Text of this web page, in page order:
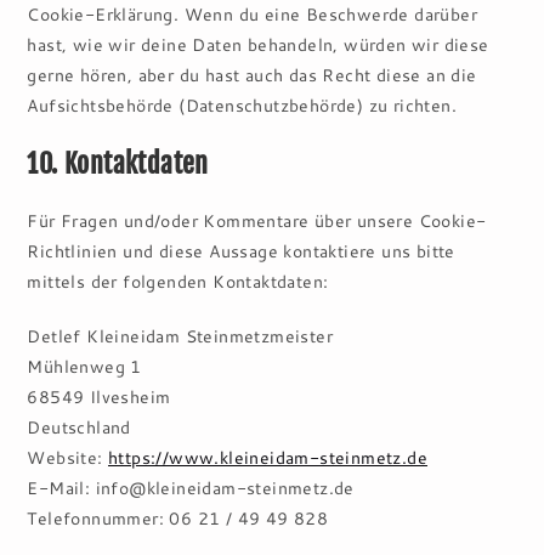
Cookie-Erklärung. Wenn du eine Beschwerde darüber
hast, wie wir deine Daten behandeln, würden wir diese
gerne hören, aber du hast auch das Recht diese an die
Aufsichtsbehörde (Datenschutzbehörde) zu richten.
10. Kontaktdaten
Für Fragen und/oder Kommentare über unsere Cookie-
Richtlinien und diese Aussage kontaktiere uns bitte
mittels der folgenden Kontaktdaten:
Detlef Kleineidam Steinmetzmeister
Mühlenweg 1
68549 Ilvesheim
Deutschland
Website: https://www.kleineidam-steinmetz.de
E-Mail: info@kleineidam-steinmetz.de
Telefonnummer: 06 21 / 49 49 828